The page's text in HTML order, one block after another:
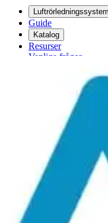
Luftrörledningssystem
Guide
Katalog
Resurser
Vanliga frågor
Meny
Det har uppstått